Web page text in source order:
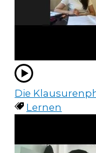
Die
Lernen